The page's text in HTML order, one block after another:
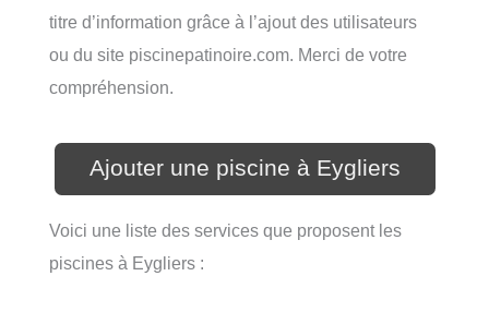
titre d’information grâce à l’ajout des utilisateurs
ou du site piscinepatinoire.com. Merci de votre
compréhension.
Ajouter une piscine à Eygliers
Voici une liste des services que proposent les
piscines à Eygliers :